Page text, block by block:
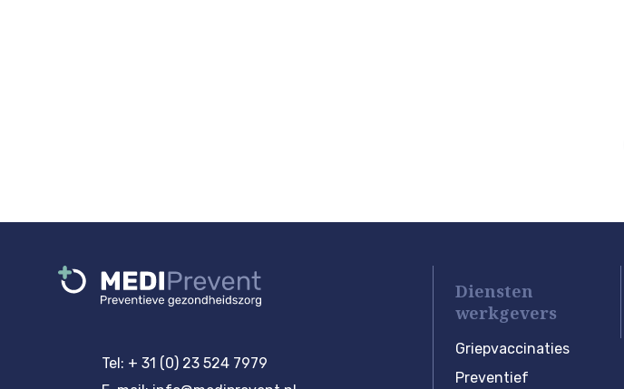
Tel: + 31 (0) 23 524 7979
Diensten
werkgevers
Griepvaccinaties
Preventief